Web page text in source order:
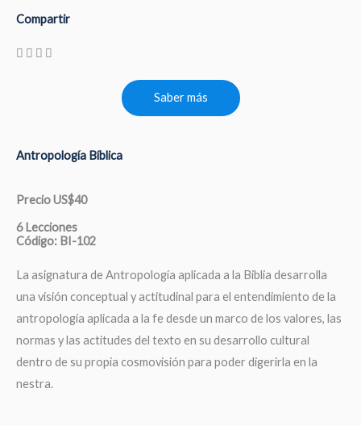
Compartir
Saber más
Antropología Bíblica
Precio US$40
6 Lecciones
Código: BI-102
La asignatura de Antropología aplicada a la Biblia desarrolla
una visión conceptual y actitudinal para el entendimiento de la
antropología aplicada a la fe desde un marco de los valores, las
normas y las actitudes del texto en su desarrollo cultural
dentro de su propia cosmovisión para poder digerirla en la
nestra.